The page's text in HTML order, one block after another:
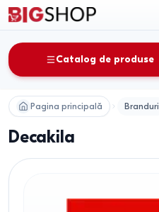
Catalog de produse
Pagina principală Branduri
Decakila